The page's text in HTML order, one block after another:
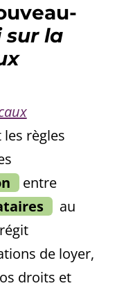
sur la
règles
entre
au
de loyer,
droits et